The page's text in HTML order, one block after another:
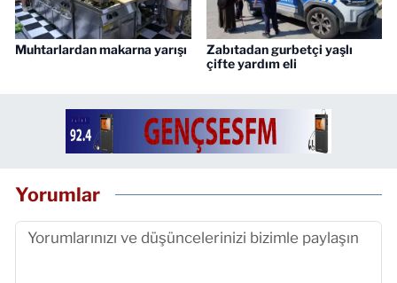
Muhtarlardan makarna yarışı
Zabıtadan gurbetçi yaşlı
çifte yardım eli
Yorumlar